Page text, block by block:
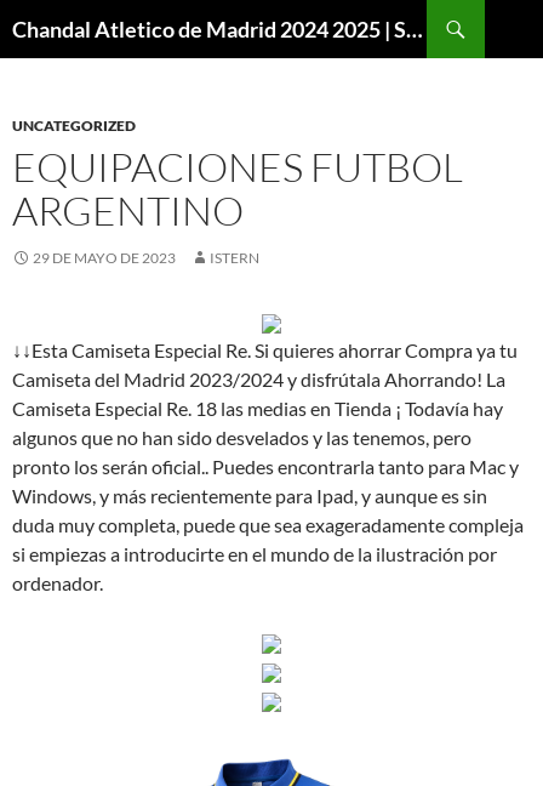
Chandal Atletico de Madrid 2024 2025 | SuperVigo
UNCATEGORIZED
EQUIPACIONES FUTBOL
ARGENTINO
29 DE MAYO DE 2023 ISTERN
↓↓Esta Camiseta Especial Re. Si quieres ahorrar Compra ya tu
Camiseta del Madrid 2023/2024 y disfrútala Ahorrando! La
Camiseta Especial Re. 18 las medias en Tienda ¡ Todavía hay
algunos que no han sido desvelados y las tenemos, pero
pronto los serán oficial.. Puedes encontrarla tanto para Mac y
Windows, y más recientemente para Ipad, y aunque es sin
duda muy completa, puede que sea exageradamente compleja
si empiezas a introducirte en el mundo de la ilustración por
ordenador.